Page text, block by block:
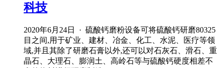
科技
2020年6月24日 · 硫酸钙磨粉设备可将硫酸钙研磨80325
目之间,用于矿业、建材、冶金、化工、水泥、医疗等领
域,并且其除了研磨石膏以外,还可以对石灰石、滑石、重
晶石、大理石、膨润土、高岭石等与硫酸钙硬度相差不